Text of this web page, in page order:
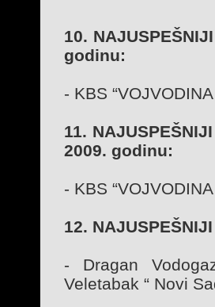
10.
godinu:
- KBS
11.
2009. godinu:
- KBS
12.
- Dragan
Veletabak “ Novi